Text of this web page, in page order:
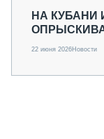
О ПРОЕКТЕ
НА
22 июня 2026Новости